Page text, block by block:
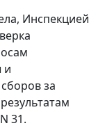
Инспекцией
и
за
31.